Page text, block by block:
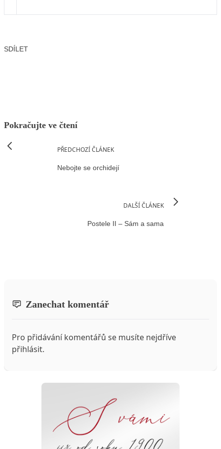
SDÍLET
Pokračujte ve čtení
PŘEDCHOZÍ ČLÁNEK
Nebojte se orchidejí
DALŠÍ ČLÁNEK
Postele II – Sám a sama
Zanechat komentář
Pro přidávání komentářů se musíte nejdříve
přihlásit.